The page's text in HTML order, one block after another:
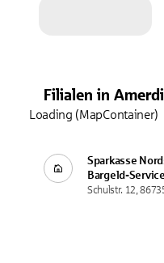
Filialen in
Sparkasse
Bargeld-Service
Schulstr. 12,
Loading (MapContainer)